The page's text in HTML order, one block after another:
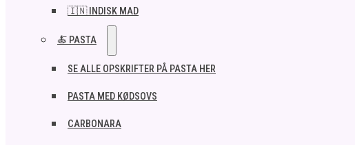
🇮🇳 INDISK MAD​
🍝 PASTA
SE ALLE OPSKRIFTER PÅ PASTA HER
PASTA MED KØDSOVS
CARBONARA